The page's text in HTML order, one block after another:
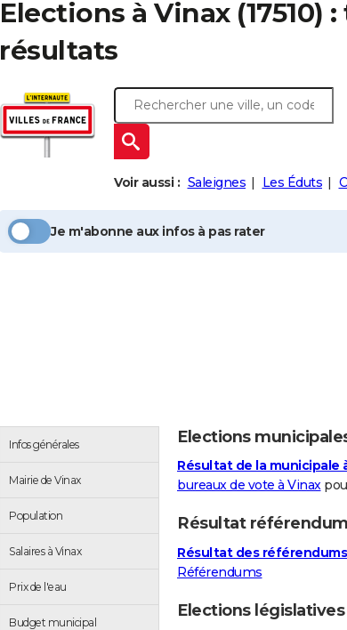
Elections à Vinax(17510)
résultats
Voir aussi : Saleignes Les Éduts
Je m'abonne aux infos à pas rater
Infos générales
Mairie de Vinax
Population
Salaires à Vinax
Prix de l'eau
Budget municipal
Elections
Résultat de la municipale
bureaux de vote à Vinax
Résultat référendum
Résultat des référendums
Référendums
Elections